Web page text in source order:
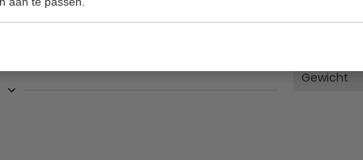
Materiaal
Gewicht